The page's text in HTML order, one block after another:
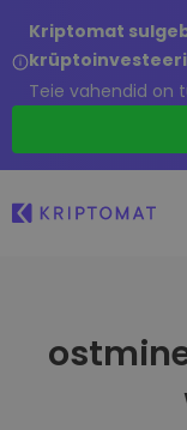
Kriptomat
Teie vahendid on